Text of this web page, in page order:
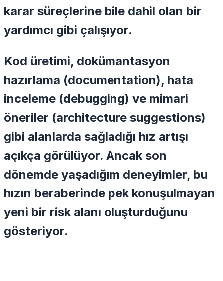
karar süreçlerine bile dahil olan bir
yardımcı gibi çalışıyor.
Kod üretimi, dokümantasyon
hazırlama (documentation), hata
inceleme (debugging) ve mimari
öneriler (architecture suggestions)
gibi alanlarda sağladığı hız artışı
açıkça görülüyor. Ancak son
dönemde yaşadığım deneyimler, bu
hızın beraberinde pek konuşulmayan
yeni bir risk alanı oluşturduğunu
gösteriyor.